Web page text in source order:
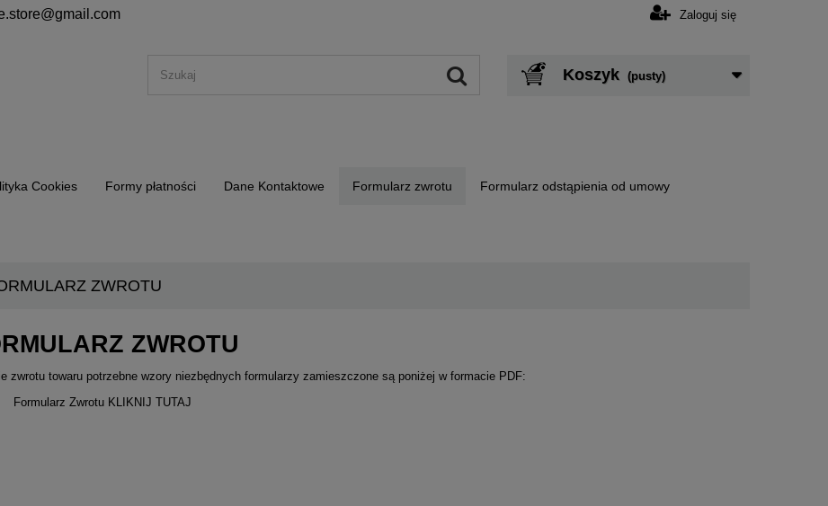
Zaloguj się
Koszyk (pusty)
Cookies Formy płatności Dane Kontaktowe Formularz zwrotu Formularz odstąpienia od umowy
ZWROTU
ZWROTU
zwrotu towaru potrzebne wzory niezbędnych formularzy zamieszczone są poniżej w formacie PDF:
Formularz Zwrotu KLIKNIJ TUTAJ